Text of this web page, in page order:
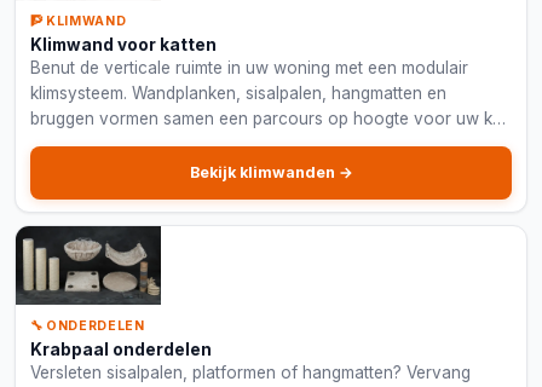
🧗 KLIMWAND
Klimwand voor katten
Benut de verticale ruimte in uw woning met een modulair
klimsysteem. Wandplanken, sisalpalen, hangmatten en
bruggen vormen samen een parcours op hoogte voor uw kat.
Ruimtebesparend en geschikt voor grote katten.
Bekijk klimwanden →
🔧 ONDERDELEN
Krabpaal onderdelen
Versleten sisalpalen, platformen of hangmatten? Vervang